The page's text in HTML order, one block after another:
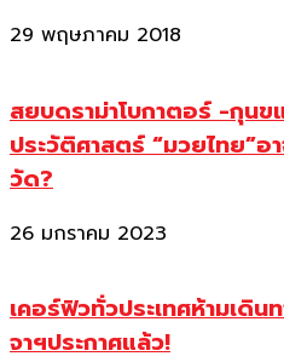
29 พฤษภาคม 2018
สยบดราม่าโบกาตอร์ -กุน
ประวัติศาสตร์ “มวยไทย”
วัด?
26 มกราคม 2023
เคอร์ฟิวทั่วประเทศห้ามเดิ
จาฯประกาศแล้ว!